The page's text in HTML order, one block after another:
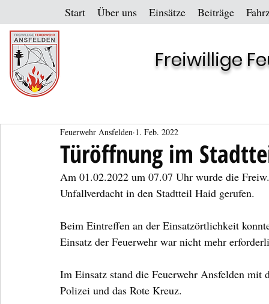
Start Über uns Einsätze Beiträge
Freiwillige
Türöffnung im
Feuerwehr Ansfelden 1. Feb. 2022
Am 01.02.2022 um 07.07 Uhr wurde die
Unfallverdacht in den Stadtteil Haid gerufen.
Beim Eintreffen an der Einsatzörtlichkeit
Einsatz der Feuerwehr war nicht mehr
Im Einsatz stand die Feuerwehr Ansfelden
Polizei und das Rote Kreuz.